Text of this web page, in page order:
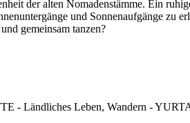
der alten Nomadenstämme. Ein
und Sonnenaufgänge
gemeinsam tanzen?